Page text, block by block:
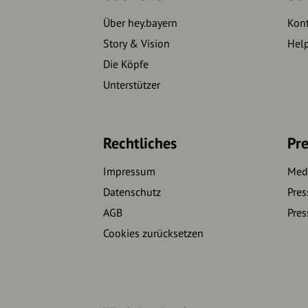
Über hey.bayern
Story & Vision
Die Köpfe
Unterstützer
Rechtliches
Impressum
Datenschutz
AGB
Cookies zurücksetzen